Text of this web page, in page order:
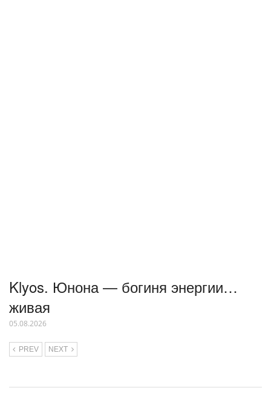
Klyos. Юнона — богиня энергии…
живая
05.08.2026
PREV NEXT